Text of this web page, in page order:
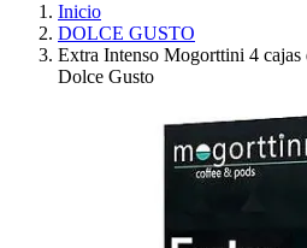
Inicio
DOLCE GUSTO
Extra Intenso Mogorttini 4 cajas
Dolce Gusto